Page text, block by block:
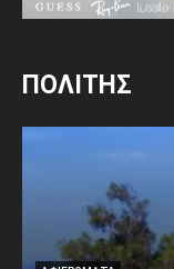
ΠΟΛΙΤΗΣ